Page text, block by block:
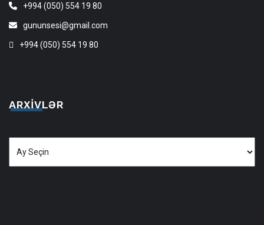
+994 (050) 554 19 80
gununsesi@gmail.com
+994 (050) 554 19 80
ARXIVLƏR
Arxivlər